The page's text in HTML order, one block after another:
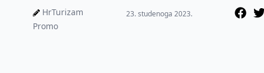
HrTurizam
Promo
23. studenoga 2023.